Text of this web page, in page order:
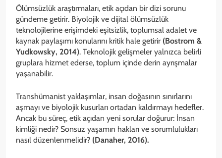
Ölümsüzlük araştırmaları, etik açıdan bir dizi sorunu
gündeme getirir. Biyolojik ve dijital ölümsüzlük
teknolojilerine erişimdeki eşitsizlik, toplumsal adalet ve
kaynak paylaşımı konularını kritik hale getirir (Bostrom &
Yudkowsky, 2014). Teknolojik gelişmeler yalnızca belirli
gruplara hizmet ederse, toplum içinde derin ayrışmalar
yaşanabilir.
Transhümanist yaklaşımlar, insan doğasının sınırlarını
aşmayı ve biyolojik kusurları ortadan kaldırmayı hedefler.
Ancak bu süreç, etik açıdan yeni sorular doğurur: İnsan
kimliği nedir? Sonsuz yaşamın hakları ve sorumlulukları
nasıl düzenlenmelidir? (Danaher, 2016).